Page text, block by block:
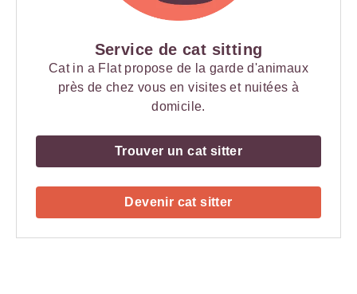
Service de cat sitting
Cat in a Flat propose de la garde d'animaux
près de chez vous en visites et nuitées à
domicile.
Trouver un cat sitter
Devenir cat sitter